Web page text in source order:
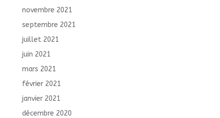
novembre 2021
septembre 2021
juillet 2021
juin 2021
mars 2021
février 2021
janvier 2021
décembre 2020